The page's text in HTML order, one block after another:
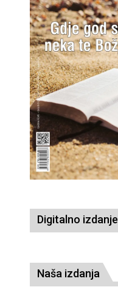
Digitalno izdanje
Naša izdanja